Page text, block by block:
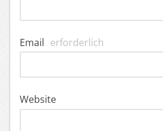
Email erforderlich
Website